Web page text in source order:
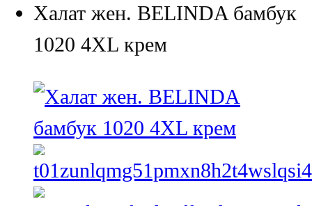
Халат жен. BELINDA бамбук
1020 4XL крем